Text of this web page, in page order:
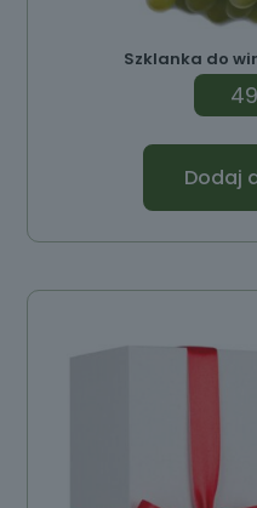
Szklanka do
Dodaj